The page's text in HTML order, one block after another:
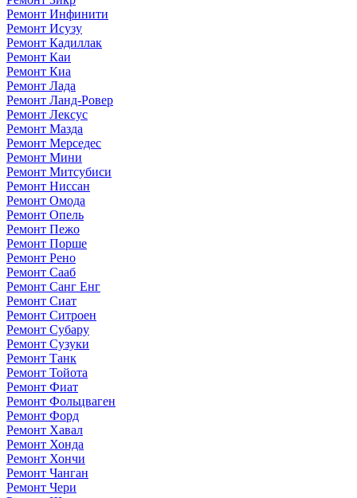
Ремонт Инфинити
Ремонт Исузу
Ремонт Кадиллак
Ремонт Каи
Ремонт Киа
Ремонт Лада
Ремонт Ланд-Ровер
Ремонт Лексус
Ремонт Мазда
Ремонт Мерседес
Ремонт Мини
Ремонт Митсубиси
Ремонт Ниссан
Ремонт Омода
Ремонт Опель
Ремонт Пежо
Ремонт Порше
Ремонт Рено
Ремонт Сааб
Ремонт Санг Енг
Ремонт Сиат
Ремонт Ситроен
Ремонт Субару
Ремонт Сузуки
Ремонт Танк
Ремонт Тойота
Ремонт Фиат
Ремонт Фольцваген
Ремонт Форд
Ремонт Хавал
Ремонт Хонда
Ремонт Хончи
Ремонт Чанган
Ремонт Чери